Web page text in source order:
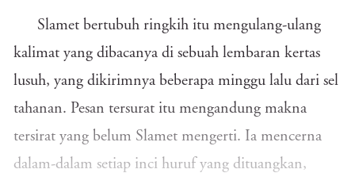
Slamet bertubuh ringkih itu mengulang-ulang
kalimat yang dibacanya di sebuah lembaran kertas
lusuh, yang dikirimnya beberapa minggu lalu dari sel
tahanan. Pesan tersurat itu mengandung makna
tersirat yang belum Slamet mengerti. Ia mencerna
dalam-dalam setiap inci huruf yang dituangkan,